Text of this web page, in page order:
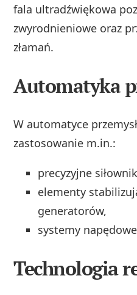
fala ultradźwiękowa
zwyrodnieniowe oraz
złamań.
Automatyka
W automatyce
zastosowanie m.in.:
precyzyjne
elementy
generatorów,
systemy
Technologia